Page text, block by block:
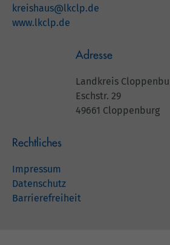
kreishaus@lkclp.de
www.lkclp.de
Adresse
Landkreis
Eschstr. 29
49661 Cloppenburg
Rechtliches
Impressum
Datenschutz
Barrierefreiheit